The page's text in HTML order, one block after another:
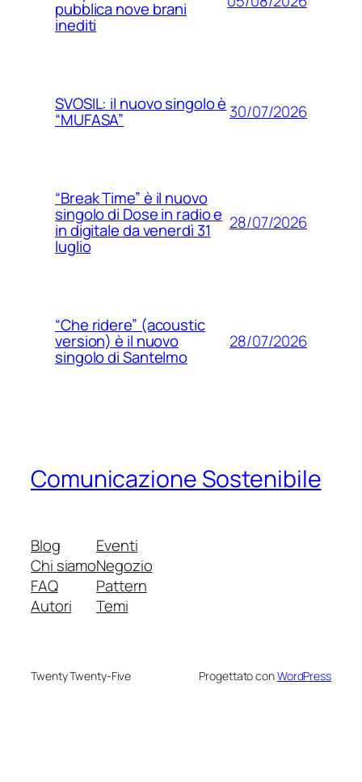
pubblica nove brani
inediti
SVOSIL: il nuovo singolo è
“MUFASA” 30/07/2026
“Break Time” è il nuovo
singolo di Dose in radio e
in digitale da venerdì 31
luglio
28/07/2026
“Che ridere” (acoustic
version) è il nuovo
singolo di Santelmo
28/07/2026
Comunicazione Sostenibile
Blog
Chi siamo
FAQ
Autori
Eventi
Negozio
Pattern
Temi
Twenty Twenty-Five Progettato conWordPress